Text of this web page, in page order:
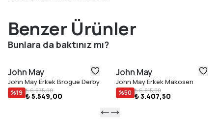
Benzer Ürünler
Bunlara da baktınız mı?
John May
John May Erkek Brogue Derby
%19 ₺ 6.875,00
₺ 5.549,00
John May
John May Erkek Makosen
%50 ₺ 6.815,00
₺ 3.407,50